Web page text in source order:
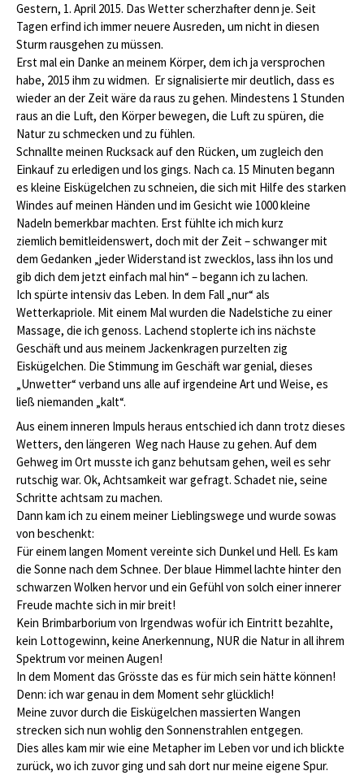
Gestern, 1. April 2015. Das Wetter scherzhafter denn je. Seit
Tagen erfind ich immer neuere Ausreden, um nicht in diesen
Sturm rausgehen zu müssen.
Erst mal ein Danke an meinem Körper, dem ich ja versprochen
habe, 2015 ihm zu widmen. Er signalisierte mir deutlich, dass es
wieder an der Zeit wäre da raus zu gehen. Mindestens 1 Stunden
raus an die Luft, den Körper bewegen, die Luft zu spüren, die
Natur zu schmecken und zu fühlen.
Schnallte meinen Rucksack auf den Rücken, um zugleich den
Einkauf zu erledigen und los gings. Nach ca. 15 Minuten begann
es kleine Eiskügelchen zu schneien, die sich mit Hilfe des starken
Windes auf meinen Händen und im Gesicht wie 1000 kleine
Nadeln bemerkbar machten. Erst fühlte ich mich kurz
ziemlich bemitleidenswert, doch mit der Zeit – schwanger mit
dem Gedanken „jeder Widerstand ist zwecklos, lass ihn los und
gib dich dem jetzt einfach mal hin“ – begann ich zu lachen.
Ich spürte intensiv das Leben. In dem Fall „nur“ als
Wetterkapriole. Mit einem Mal wurden die Nadelstiche zu einer
Massage, die ich genoss. Lachend stoplerte ich ins nächste
Geschäft und aus meinem Jackenkragen purzelten zig
Eiskügelchen. Die Stimmung im Geschäft war genial, dieses
„Unwetter“ verband uns alle auf irgendeine Art und Weise, es
ließ niemanden „kalt“.
Aus einem inneren Impuls heraus entschied ich dann trotz dieses
Wetters, den längeren Weg nach Hause zu gehen. Auf dem
Gehweg im Ort musste ich ganz behutsam gehen, weil es sehr
rutschig war. Ok, Achtsamkeit war gefragt. Schadet nie, seine
Schritte achtsam zu machen.
Dann kam ich zu einem meiner Lieblingswege und wurde sowas
von beschenkt:
Für einem langen Moment vereinte sich Dunkel und Hell. Es kam
die Sonne nach dem Schnee. Der blaue Himmel lachte hinter den
schwarzen Wolken hervor und ein Gefühl von solch einer innerer
Freude machte sich in mir breit!
Kein Brimbarborium von Irgendwas wofür ich Eintritt bezahlte,
kein Lottogewinn, keine Anerkennung, NUR die Natur in all ihrem
Spektrum vor meinen Augen!
In dem Moment das Grösste das es für mich sein hätte können!
Denn: ich war genau in dem Moment sehr glücklich!
Meine zuvor durch die Eiskügelchen massierten Wangen
strecken sich nun wohlig den Sonnenstrahlen entgegen.
Dies alles kam mir wie eine Metapher im Leben vor und ich blickte
zurück, wo ich zuvor ging und sah dort nur meine eigene Spur.